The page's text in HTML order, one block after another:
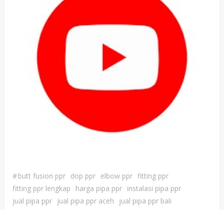
#butt fusion ppr dop ppr elbow ppr fitting ppr
fitting ppr lengkap
harga pipa ppr instalasi pipa ppr
jual pipa ppr
jual pipa ppr aceh
jual pipa ppr bali